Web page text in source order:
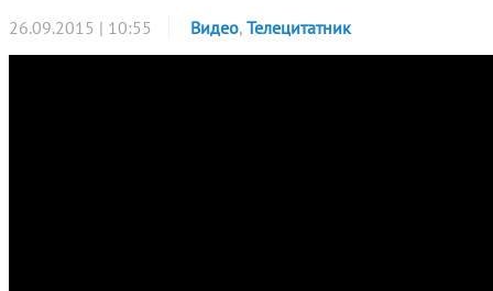
26.09.2015 | 10:55 Видео, Телецитатник